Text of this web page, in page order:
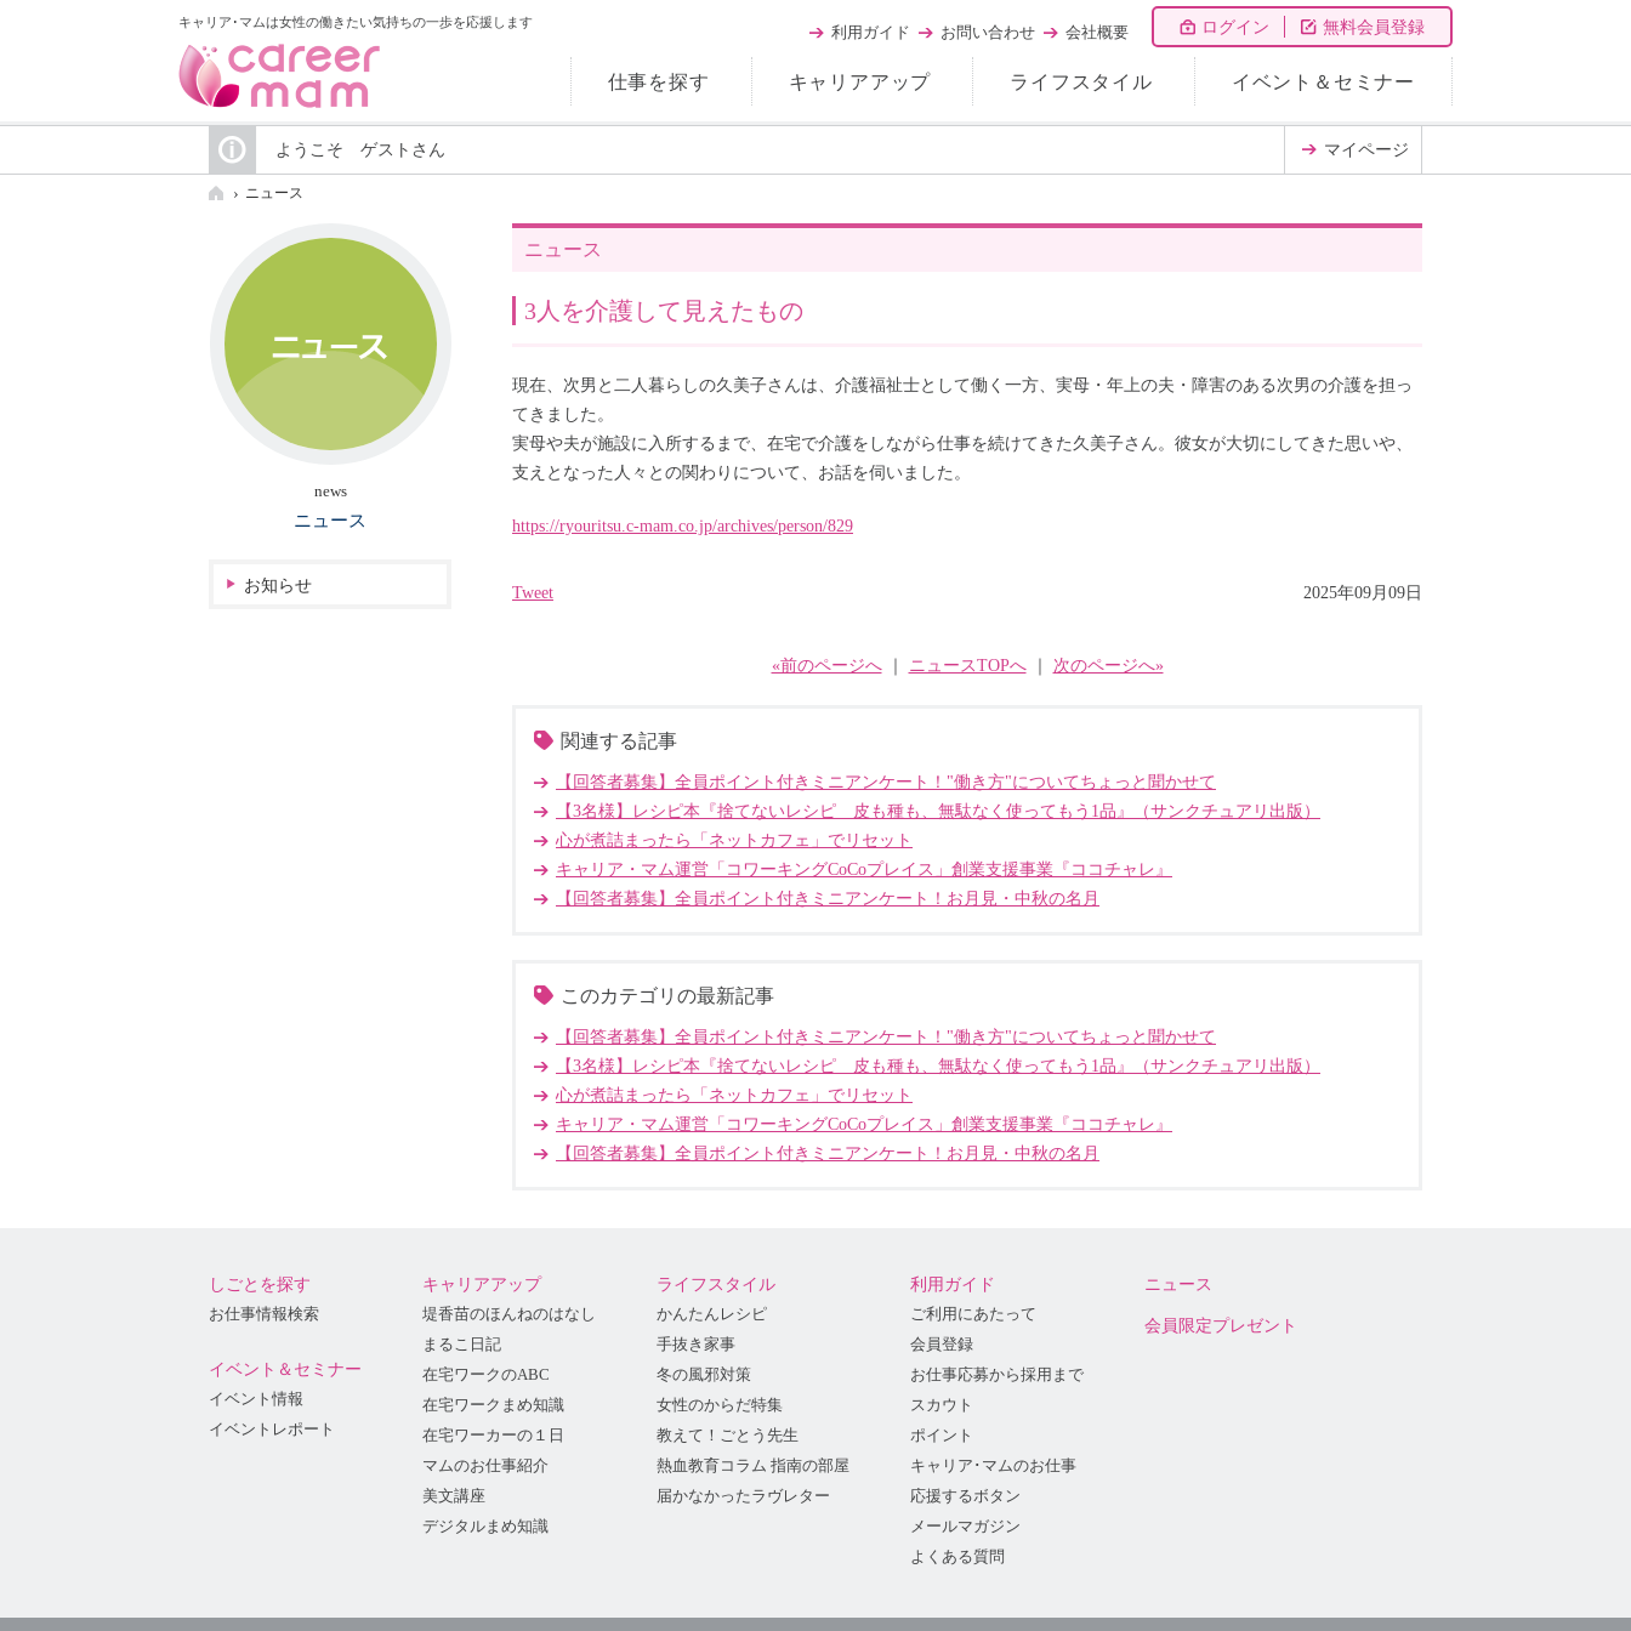
キャリア･マムは女性の働きたい気持ちの一歩を応援します ログイン 無料会員登録
仕事を探す キャリアアップ ライフスタイル イベント＆セミナー
利用ガイド お問い合わせ 会社概要
ようこそ ゲストさん マイページ
ニュース
ニュース
3人を介護して見えたもの
現在、次男と二人暮らしの久美子さんは、介護福祉士として働く一方、実母・年上の夫・障害のある次男の介護を担っ
てきました。
実母や夫が施設に入所するまで、在宅で介護をしながら仕事を続けてきた久美子さん。彼女が大切にしてきた思いや、
支えとなった人々との関わりについて、お話を伺いました。
https://ryouritsu.c-mam.co.jp/archives/person/829
Tweet 2025年09月09日
«前のページへ｜ ニュースTOPへ｜ 次のページへ»
関連する記事
【回答者募集】全員ポイント付きミニアンケート！"働き方"についてちょっと聞かせて
【3名様】レシピ本『捨てないレシピ 皮も種も、無駄なく使ってもう1品』（サンクチュアリ出版）
心が煮詰まったら「ネットカフェ」でリセット
キャリア・マム運営「コワーキングCoCoプレイス」創業支援事業『ココチャレ』
【回答者募集】全員ポイント付きミニアンケート！お月見・中秋の名月
このカテゴリの最新記事
【回答者募集】全員ポイント付きミニアンケート！"働き方"についてちょっと聞かせて
【3名様】レシピ本『捨てないレシピ 皮も種も、無駄なく使ってもう1品』（サンクチュアリ出版）
心が煮詰まったら「ネットカフェ」でリセット
キャリア・マム運営「コワーキングCoCoプレイス」創業支援事業『ココチャレ』
【回答者募集】全員ポイント付きミニアンケート！お月見・中秋の名月
news
ニュース
お知らせ
しごとを探す
お仕事情報検索
イベント＆セミナー
イベント情報
イベントレポート
キャリアアップ
堤香苗のほんねのはなし
まるこ日記
在宅ワークのABC
在宅ワークまめ知識
在宅ワーカーの１日
マムのお仕事紹介
美文講座
デジタルまめ知識
ライフスタイル
かんたんレシピ
手抜き家事
冬の風邪対策
女性のからだ特集
教えて！ごとう先生
熱血教育コラム 指南の部屋
届かなかったラヴレター
利用ガイド
ご利用にあたって
会員登録
お仕事応募から採用まで
スカウト
ポイント
キャリア･マムのお仕事
応援するボタン
メールマガジン
よくある質問
ニュース
会員限定プレゼント